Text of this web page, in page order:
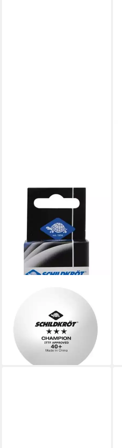
Tischtennisball 3-Stern
Champion ITTF 3 Stk. weiß,
Tischtennis Bälle
Tischtennisball Ball Balls
9,90 €
lieferbar - in 2-3 Werktagen bei dir